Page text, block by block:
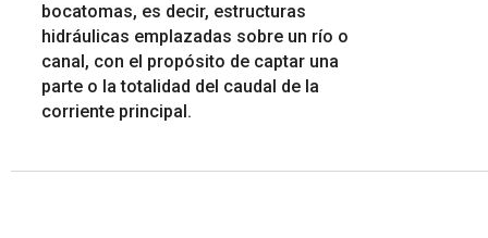
bocatomas, es decir, estructuras
hidráulicas emplazadas sobre un río o
canal, con el propósito de captar una
parte o la totalidad del caudal de la
corriente principal.